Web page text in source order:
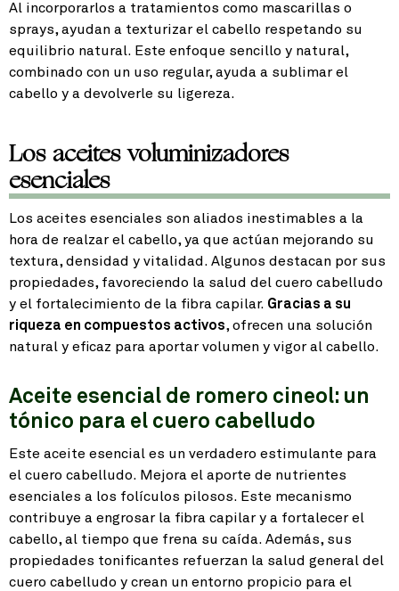
Al incorporarlos a tratamientos como mascarillas o
sprays, ayudan a texturizar el cabello respetando su
equilibrio natural. Este enfoque sencillo y natural,
combinado con un uso regular, ayuda a sublimar el
cabello y a devolverle su ligereza.
Los aceites voluminizadores
esenciales
Los aceites esenciales son aliados inestimables a la
hora de realzar el cabello, ya que actúan mejorando su
textura, densidad y vitalidad. Algunos destacan por sus
propiedades, favoreciendo la salud del cuero cabelludo
y el fortalecimiento de la fibra capilar. Gracias a su
riqueza en compuestos activos, ofrecen una solución
natural y eficaz para aportar volumen y vigor al cabello.
Aceite esencial de romero cineol: un
tónico para el cuero cabelludo
Este aceite esencial es un verdadero estimulante para
el cuero cabelludo. Mejora el aporte de nutrientes
esenciales a los folículos pilosos. Este mecanismo
contribuye a engrosar la fibra capilar y a fortalecer el
cabello, al tiempo que frena su caída. Además, sus
propiedades tonificantes refuerzan la salud general del
cuero cabelludo y crean un entorno propicio para el